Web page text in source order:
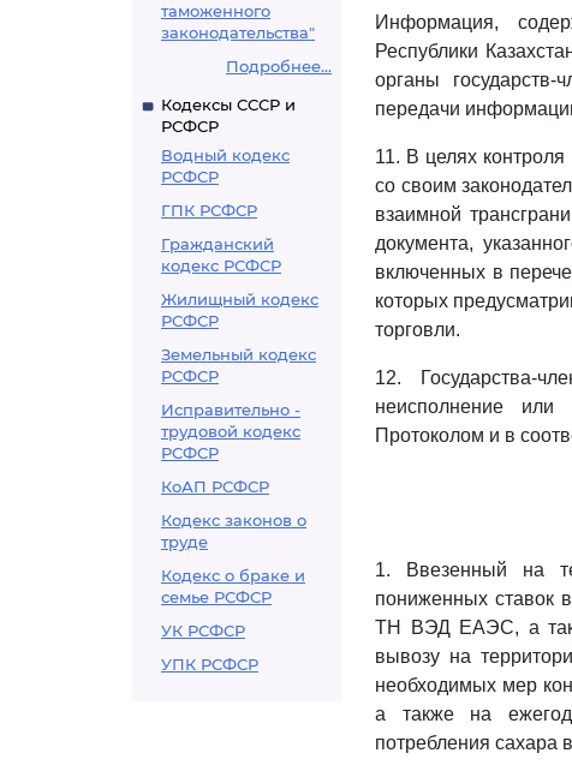
таможенного
законодательства"
Подробнее...
Кодексы СССР и
РСФСР
Водный кодекс
РСФСР
ГПК РСФСР
Гражданский
кодекс РСФСР
Жилищный кодекс
РСФСР
Земельный кодекс
РСФСР
Исправительно -
трудовой кодекс
РСФСР
КоАП РСФСР
Кодекс законов о
труде
Кодекс о браке и
семье РСФСР
УК РСФСР
УПК РСФСР
Информация,
Республики
органы
передачи
11. В целях
со своим
взаимной
документа,
включенных в
которых
торговли.
12. Государства-
неисполнение или
Протоколом и в
1. Ввезенный на
пониженных ставок
ТН ВЭД ЕАЭС, а
вывозу на
необходимых мер
а также на
потребления сахара